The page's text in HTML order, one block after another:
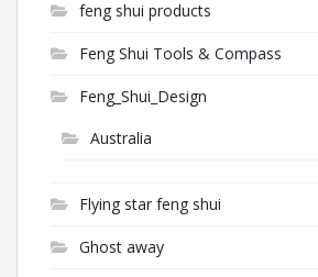
feng shui products
Feng Shui Tools & Compass
Feng_Shui_Design
Australia
Flying star feng shui
Ghost away